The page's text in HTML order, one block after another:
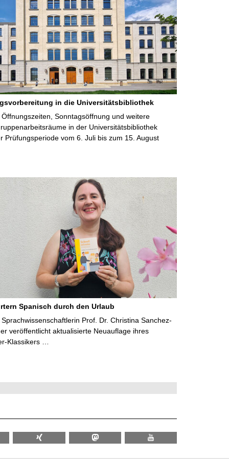
in die Universitätsbibliothek
Sonntagsöffnung und weitere
in der Universitätsbibliothek
Prüfungsperiode vom 6. Juli bis zum 15. August
Spanisch durch den Urlaub
Prof. Dr. Christina Sanchez-
veröffentlicht aktualisierte Neuauflage ihres
Klassikers …